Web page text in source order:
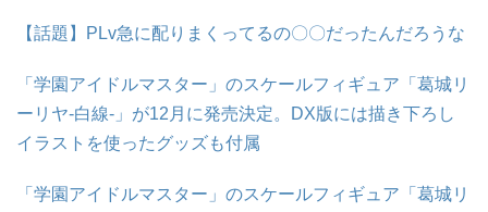
【話題】PLv急に配りまくってるの〇〇だったんだろうな
「学園アイドルマスター」のスケールフィギュア「葛城リ
ーリヤ-白線-」が12月に発売決定。DX版には描き下ろし
イラストを使ったグッズも付属
「学園アイドルマスター」のスケールフィギュア「葛城リ